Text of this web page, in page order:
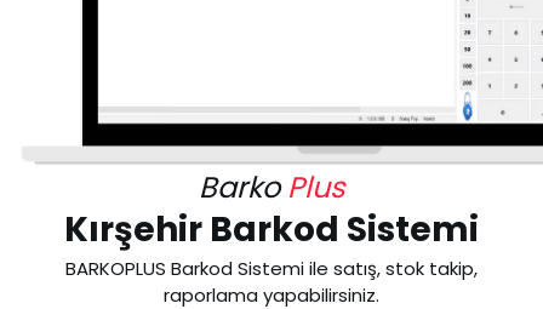
BarkoPlus
Kırşehir Barkod Sistemi
BARKOPLUS Barkod Sistemi ile satış, stok takip,
raporlama yapabilirsiniz.